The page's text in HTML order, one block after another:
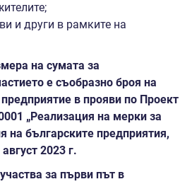
и други в рамките на
на сумата за
е съобразно броя на
в прояви по Проект
„Реализация на мерки за
на българските предприятия,
2023 г.
за първи път в